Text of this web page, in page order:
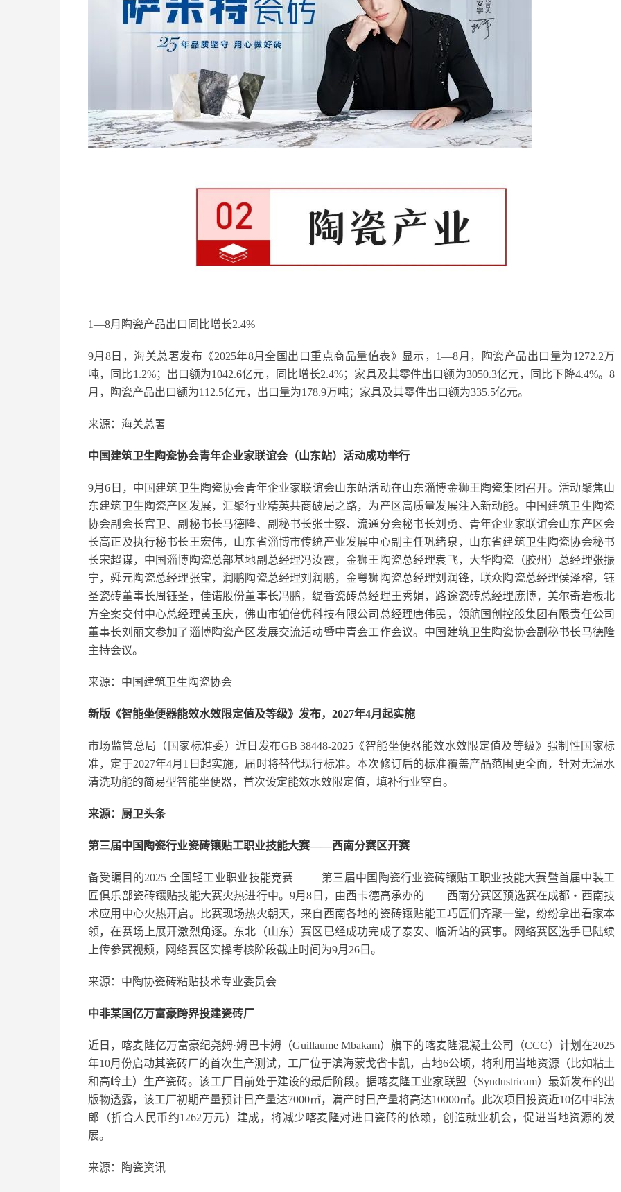
1—8月陶瓷产品出口同比增长2.4%
9月8日，海关总署发布《2025年8月全国出口重点商品量值表》显示，1—8月，陶瓷产品出口量为1272.2万
吨，同比1.2%；出口额为1042.6亿元，同比增长2.4%；家具及其零件出口额为3050.3亿元，同比下降4.4%。8
月，陶瓷产品出口额为112.5亿元，出口量为178.9万吨；家具及其零件出口额为335.5亿元。
来源：海关总署
中国建筑卫生陶瓷协会青年企业家联谊会（山东站）活动成功举行
9月6日，中国建筑卫生陶瓷协会青年企业家联谊会山东站活动在山东淄博金狮王陶瓷集团召开。活动聚焦山
东建筑卫生陶瓷产区发展，汇聚行业精英共商破局之路，为产区高质量发展注入新动能。中国建筑卫生陶瓷
协会副会长宫卫、副秘书长马德隆、副秘书长张士察、流通分会秘书长刘勇、青年企业家联谊会山东产区会
长高正及执行秘书长王宏伟，山东省淄博市传统产业发展中心副主任巩绪泉，山东省建筑卫生陶瓷协会秘书
长宋超谋，中国淄博陶瓷总部基地副总经理冯汝霞，金狮王陶瓷总经理袁飞，大华陶瓷（胶州）总经理张振
宁，舜元陶瓷总经理张宝，润鹏陶瓷总经理刘润鹏，金粤狮陶瓷总经理刘润锋，联众陶瓷总经理侯泽榕，钰
圣瓷砖董事长周钰圣，佳诺股份董事长冯鹏，缇香瓷砖总经理王秀娟，路途瓷砖总经理庞博，美尔奇岩板北
方全案交付中心总经理黄玉庆，佛山市铂倍优科技有限公司总经理唐伟民，领航国创控股集团有限责任公司
董事长刘丽文参加了淄博陶瓷产区发展交流活动暨中青会工作会议。中国建筑卫生陶瓷协会副秘书长马德隆
主持会议。
来源：中国建筑卫生陶瓷协会
新版《智能坐便器能效水效限定值及等级》发布，2027年4月起实施
市场监管总局（国家标准委）近日发布GB 38448-2025《智能坐便器能效水效限定值及等级》强制性国家标
准，定于2027年4月1日起实施，届时将替代现行标准。本次修订后的标准覆盖产品范围更全面，针对无温水
清洗功能的简易型智能坐便器，首次设定能效水效限定值，填补行业空白。
来源：厨卫头条
第三届中国陶瓷行业瓷砖镶贴工职业技能大赛——西南分赛区开赛
备受瞩目的2025 全国轻工业职业技能竞赛 —— 第三届中国陶瓷行业瓷砖镶贴工职业技能大赛暨首届中装工
匠俱乐部瓷砖镶贴技能大赛火热进行中。9月8日，由西卡德高承办的——西南分赛区预选赛在成都・西南技
术应用中心火热开启。比赛现场热火朝天，来自西南各地的瓷砖镶贴能工巧匠们齐聚一堂，纷纷拿出看家本
领，在赛场上展开激烈角逐。东北（山东）赛区已经成功完成了泰安、临沂站的赛事。网络赛区选手已陆续
上传参赛视频，网络赛区实操考核阶段截止时间为9月26日。
来源：中陶协瓷砖粘贴技术专业委员会
中非某国亿万富豪跨界投建瓷砖厂
近日，喀麦隆亿万富豪纪尧姆·姆巴卡姆（Guillaume Mbakam）旗下的喀麦隆混凝土公司（CCC）计划在2025
年10月份启动其瓷砖厂的首次生产测试，工厂位于滨海蒙戈省卡凯，占地6公顷，将利用当地资源（比如粘土
和高岭土）生产瓷砖。该工厂目前处于建设的最后阶段。据喀麦隆工业家联盟（Syndustricam）最新发布的出
版物透露，该工厂初期产量预计日产量达7000㎡，满产时日产量将高达10000㎡。此次项目投资近10亿中非法
郎（折合人民币约1262万元）建成，将减少喀麦隆对进口瓷砖的依赖，创造就业机会，促进当地资源的发
展。
来源：陶瓷资讯